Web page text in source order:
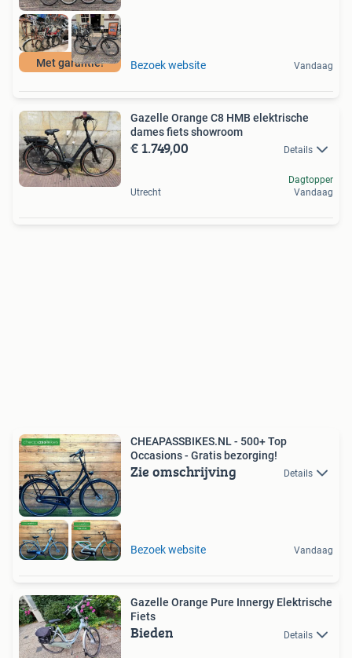
Met garantie! Bezoek website Vandaag
Gazelle Orange C8 HMB elektrische
dames fiets showroom
€ 1.749,00 Details
Utrecht
Dagtopper
Vandaag
CHEAPASSBIKES.NL - 500+ Top
Occasions - Gratis bezorging!
Zie omschrijving Details
Bezoek website Vandaag
Gazelle Orange Pure Innergy Elektrische
Fiets
Bieden Details